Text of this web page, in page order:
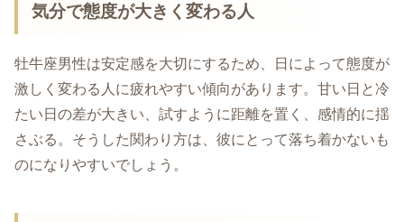
気分で態度が大きく変わる人
牡牛座男性は安定感を大切にするため、日によって態度が
激しく変わる人に疲れやすい傾向があります。甘い日と冷
たい日の差が大きい、試すように距離を置く、感情的に揺
さぶる。そうした関わり方は、彼にとって落ち着かないも
のになりやすいでしょう。